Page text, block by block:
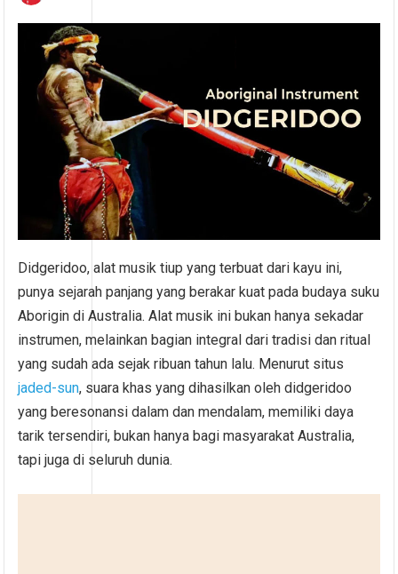
Didgeridoo, alat musik tiup yang terbuat dari kayu ini,
punya sejarah panjang yang berakar kuat pada budaya suku
Aborigin di Australia. Alat musik ini bukan hanya sekadar
instrumen, melainkan bagian integral dari tradisi dan ritual
yang sudah ada sejak ribuan tahun lalu. Menurut situs
jaded-sun, suara khas yang dihasilkan oleh didgeridoo
yang beresonansi dalam dan mendalam, memiliki daya
tarik tersendiri, bukan hanya bagi masyarakat Australia,
tapi juga di seluruh dunia.